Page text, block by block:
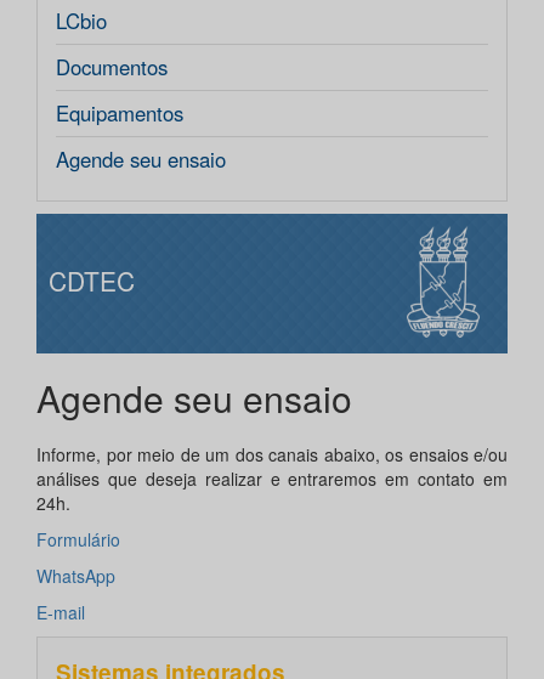
LCbio
Documentos
Equipamentos
Agende seu ensaio
CDTEC
Agende seu ensaio
Informe, por meio de um dos canais abaixo, os ensaios e/ou
análises que deseja realizar e entraremos em contato em
24h.
Formulário
WhatsApp
E-mail